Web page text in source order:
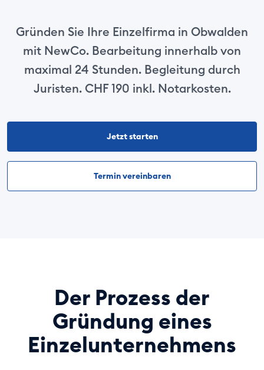
Gründen Sie Ihre Einzelfirma in Obwalden
mit NewCo. Bearbeitung innerhalb von
maximal 24 Stunden. Begleitung durch
Juristen. CHF 190 inkl. Notarkosten.
Jetzt starten
Termin vereinbaren
Der Prozess der
Gründung eines
Einzelunternehmens